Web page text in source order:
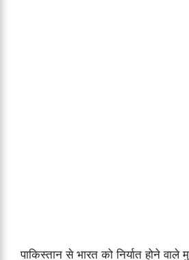
पाकिस्तान से भारत को निर्यात होने